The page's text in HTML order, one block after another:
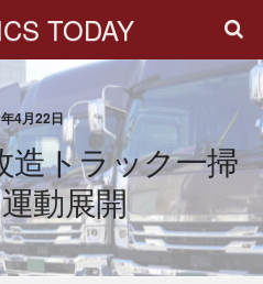
TODAY
4月22日
造トラック一掃
動展開